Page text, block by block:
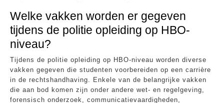
Welke vakken worden er gegeven
tijdens de politie opleiding op HBO-
niveau?
Tijdens de politie opleiding op HBO-niveau worden diverse
vakken gegeven die studenten voorbereiden op een carrière
in de rechtshandhaving. Enkele van de belangrijke vakken
die aan bod komen zijn onder andere wet- en regelgeving,
forensisch onderzoek, communicatievaardigheden,